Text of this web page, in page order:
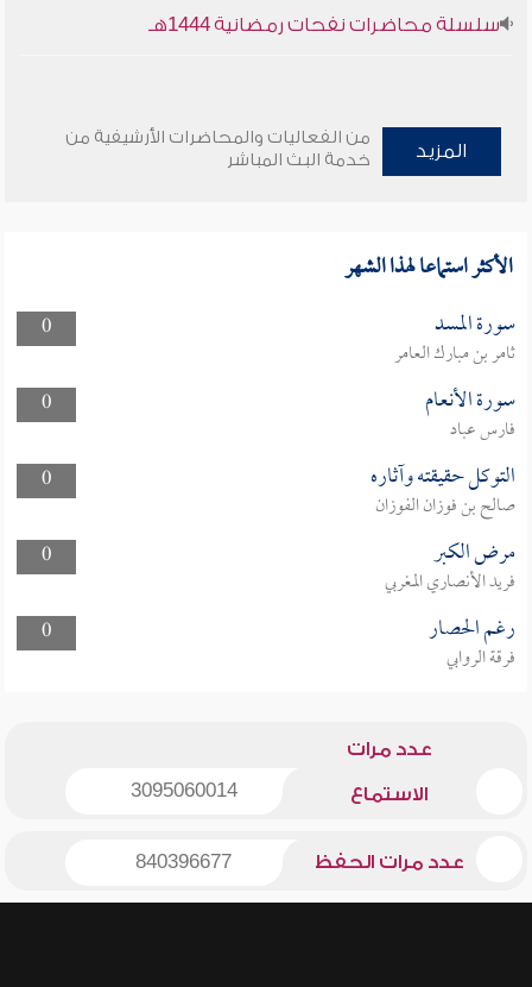
سلسلة محاضرات نفحات رمضانية 1444هـ
المزيد
من الفعاليات والمحاضرات الأرشيفية من
خدمة البث المباشر
الأكثر استماعا لهذا الشهر
0 سورة المسد
ثامر بن مبارك العامر
0
سورة الأنعام
فارس عباد
0
التوكل حقيقته وآثاره
صالح بن فوزان الفوزان
0
مرض الكبر
فريد الأنصاري المغربي
0
رغم الحصار
فرقة الروابي
عدد مرات
الاستماع 3095060014
عدد مرات الحفظ 840396677